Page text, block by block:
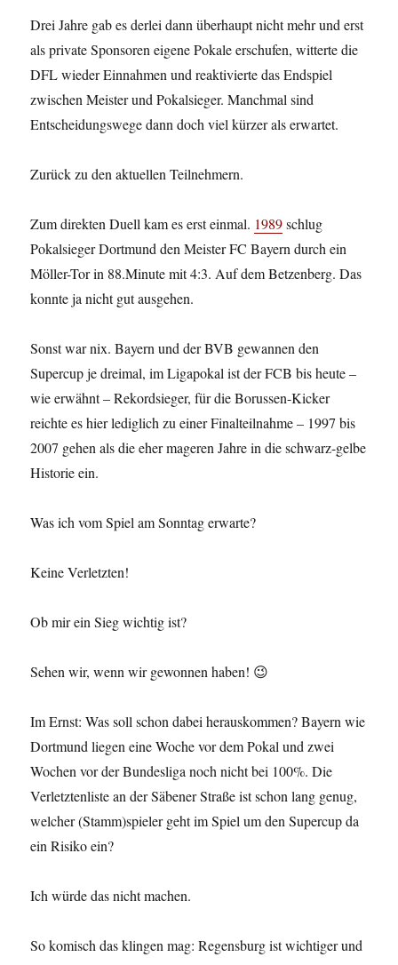
Drei Jahre gab es derlei dann überhaupt nicht mehr und erst
als private Sponsoren eigene Pokale erschufen, witterte die
DFL wieder Einnahmen und reaktivierte das Endspiel
zwischen Meister und Pokalsieger. Manchmal sind
Entscheidungswege dann doch viel kürzer als erwartet.
Zurück zu den aktuellen Teilnehmern.
Zum direkten Duell kam es erst einmal. 1989schlug
Pokalsieger Dortmund den Meister FC Bayern durch ein
Möller-Tor in 88.Minute mit 4:3. Auf dem Betzenberg. Das
konnte ja nicht gut ausgehen.
Sonst war nix. Bayern und der BVB gewannen den
Supercup je dreimal, im Ligapokal ist der FCB bis heute –
wie erwähnt – Rekordsieger, für die Borussen-Kicker
reichte es hier lediglich zu einer Finalteilnahme – 1997 bis
2007 gehen als die eher mageren Jahre in die schwarz-gelbe
Historie ein.
Was ich vom Spiel am Sonntag erwarte?
Keine Verletzten!
Ob mir ein Sieg wichtig ist?
Sehen wir, wenn wir gewonnen haben! 😉
Im Ernst: Was soll schon dabei herauskommen? Bayern wie
Dortmund liegen eine Woche vor dem Pokal und zwei
Wochen vor der Bundesliga noch nicht bei 100%. Die
Verletztenliste an der Säbener Straße ist schon lang genug,
welcher (Stamm)spieler geht im Spiel um den Supercup da
ein Risiko ein?
Ich würde das nicht machen.
So komisch das klingen mag: Regensburg ist wichtiger und